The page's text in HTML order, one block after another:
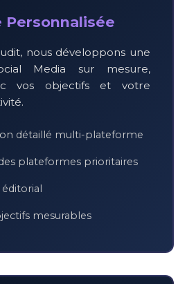
Personnalisée
nous développons une
Media sur mesure,
vos objectifs et votre
détaillé multi-plateforme
plateformes prioritaires
éditorial
mesurables